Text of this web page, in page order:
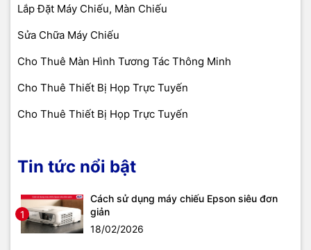
Lắp Đặt Máy Chiếu, Màn Chiếu
Sửa Chữa Máy Chiếu
Cho Thuê Màn Hình Tương Tác Thông Minh
Cho Thuê Thiết Bị Họp Trực Tuyến
Cho Thuê Thiết Bị Họp Trực Tuyến
Tin tức nổi bật
1
Cách sử dụng máy chiếu Epson siêu đơn
giản
18/02/2026